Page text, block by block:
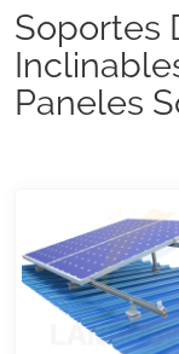
Soportes
Paneles